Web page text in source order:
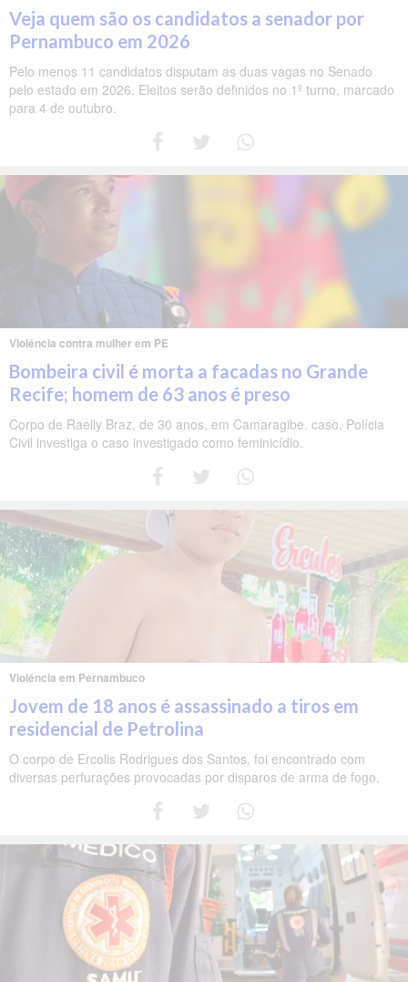
Veja quem são os candidatos a senador por
Pernambuco em 2026
Pelo menos 11 candidatos disputam as duas vagas no Senado
pelo estado em 2026. Eleitos serão definidos no 1º turno, marcado
para 4 de outubro.
Violência contra mulher em PE
Bombeira civil é morta a facadas no Grande
Recife; homem de 63 anos é preso
Corpo de Raelly Braz, de 30 anos, em Camaragibe. caso. Polícia
Civil investiga o caso investigado como feminicídio.
Violência em Pernambuco
Jovem de 18 anos é assassinado a tiros em
residencial de Petrolina
O corpo de Ercolis Rodrigues dos Santos, foi encontrado com
diversas perfurações provocadas por disparos de arma de fogo.